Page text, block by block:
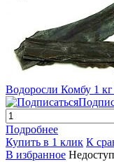
Водоросли Комбу 1
Подробнее
Купить в 1 клик К
В избранное